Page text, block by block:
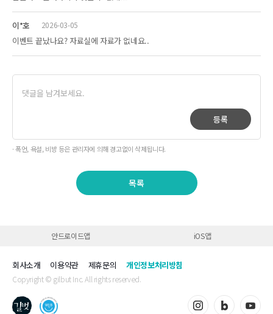
이*호 2026-03-05
이벤트 끝났나요? 자료실에 자료가 없네요..
등록
· 폭언, 욕설, 비방 등은 관리자에 의해 경고없이 삭제됩니다.
목록
안드로이드앱 iOS앱
Copyright © gilbut Inc. All rights reserved.
회사소개 이용약관 제휴문의 개인정보처리방침